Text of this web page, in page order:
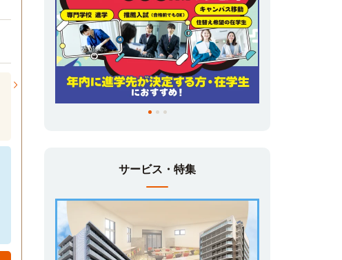
サービス・特集